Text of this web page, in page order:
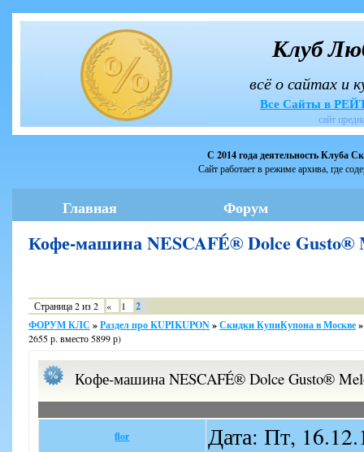
Клуб
всё о сайтах и
Все Сайты в
сайт
С 2014 года деятельность Клуба
Сайт работает в режиме архива, где
Главная Форум
Кофе-машина NESCAFÉ® Dolce
Страница2из2 « 1
2
ФОРУМ КЛС »Раздел про KUPIKUPON»Скидки КупиКупона в Москве»
2655 р. вместо 5899 р)
Кофе-машина NESCAFÉ® Dolce Gusto®
flor Дата: Пт,